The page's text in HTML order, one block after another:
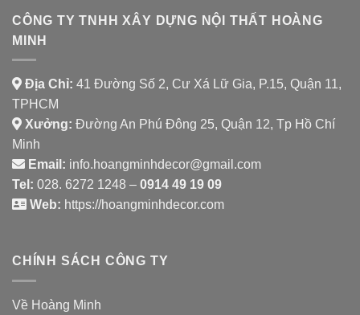
CÔNG TY TNHH XÂY DỰNG NỘI THẤT HOÀNG
MINH
Địa Chỉ: 41 Đường Số 2, Cư Xá Lữ Gia, P.15, Quận 11,
TPHCM
Xưởng: Đường An Phú Đông 25, Quận 12, Tp Hồ Chí
Minh
Email: info.hoangminhdecor@gmail.com
Tel: 028. 6272 1248 – 0914 49 19 09
Web: https://hoangminhdecor.com
CHÍNH SÁCH CÔNG TY
Về Hoàng Minh